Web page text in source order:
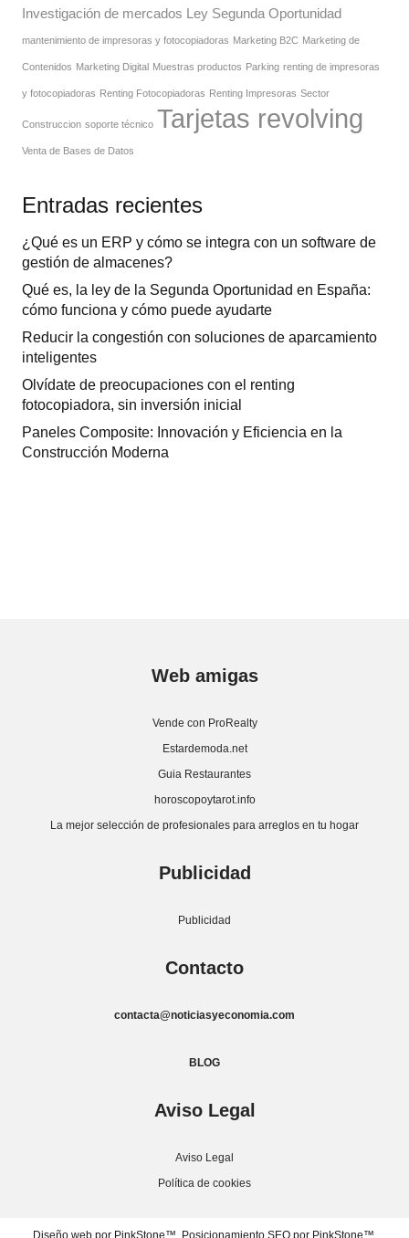
Investigación de mercados Ley Segunda Oportunidad
mantenimiento de impresoras y fotocopiadoras Marketing B2C Marketing de
Contenidos Marketing Digital Muestras productos Parking renting de impresoras
y fotocopiadoras Renting Fotocopiadoras Renting Impresoras Sector
Construccion soporte técnico Tarjetas revolving
Venta de Bases de Datos
Entradas recientes
¿Qué es un ERP y cómo se integra con un software de
gestión de almacenes?
Qué es, la ley de la Segunda Oportunidad en España:
cómo funciona y cómo puede ayudarte
Reducir la congestión con soluciones de aparcamiento
inteligentes
Olvídate de preocupaciones con el renting
fotocopiadora, sin inversión inicial
Paneles Composite: Innovación y Eficiencia en la
Construcción Moderna
Web amigas
Vende con ProRealty
Estardemoda.net
Guia Restaurantes
horoscopoytarot.info
La mejor selección de profesionales para arreglos en tu hogar
Publicidad
Publicidad
Contacto
contacta@noticiasyeconomia.com
BLOG
Aviso Legal
Aviso Legal
Política de cookies
Diseño web por PinkStone™. Posicionamiento SEO por PinkStone™.